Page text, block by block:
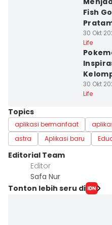
Fish
30 Okt
Life
30 Okt
Life
Topics
aplikasi bermanfaat
astra
Aplikasi baru
Editorial Team
Editor
Safa ‎Nur
Tonton lebih seru di